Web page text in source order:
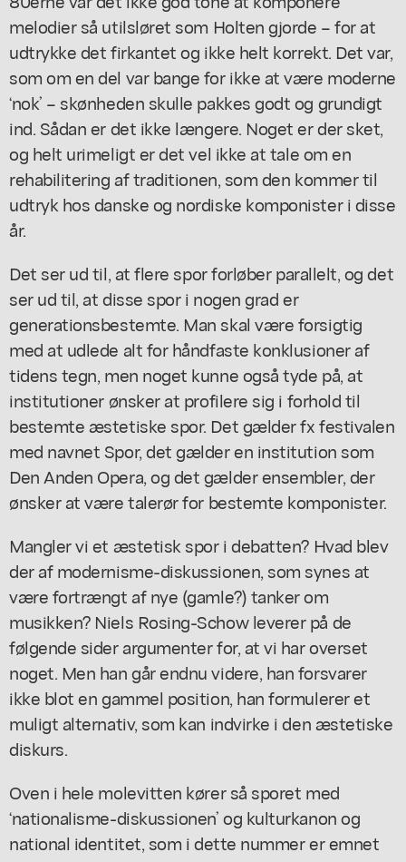
melodier så utilsløret som Holten gjorde – for at
udtrykke det firkantet og ikke helt korrekt. Det var,
som om en del var bange for ikke at være moderne
‘nok’ – skønheden skulle pakkes godt og grundigt
ind. Sådan er det ikke længere. Noget er der sket,
og helt urimeligt er det vel ikke at tale om en
rehabilitering af traditionen, som den kommer til
udtryk hos danske og nordiske komponister i disse
år.
Det ser ud til, at flere spor forløber parallelt, og det
ser ud til, at disse spor i nogen grad er
generationsbestemte. Man skal være forsigtig
med at udlede alt for håndfaste konklusioner af
tidens tegn, men noget kunne også tyde på, at
institutioner ønsker at profilere sig i forhold til
bestemte æstetiske spor. Det gælder fx festivalen
med navnet Spor, det gælder en institution som
Den Anden Opera, og det gælder ensembler, der
ønsker at være talerør for bestemte komponister.
Mangler vi et æstetisk spor i debatten? Hvad blev
der af modernisme-diskussionen, som synes at
være fortrængt af nye (gamle?) tanker om
musikken? Niels Rosing-Schow leverer på de
følgende sider argumenter for, at vi har overset
noget. Men han går endnu videre, han forsvarer
ikke blot en gammel position, han formulerer et
muligt alternativ, som kan indvirke i den æstetiske
diskurs.
Oven i hele molevitten kører så sporet med
‘nationalisme-diskussionen’ og kulturkanon og
national identitet, som i dette nummer er emnet